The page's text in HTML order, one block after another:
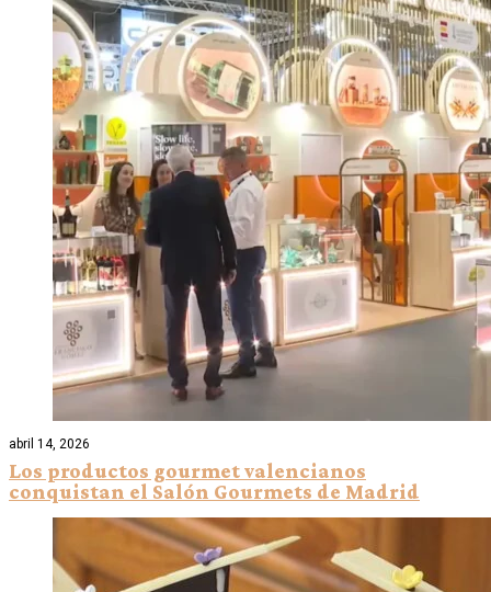
abril 14, 2026
Los productos gourmet valencianos
conquistan el Salón Gourmets de Madrid